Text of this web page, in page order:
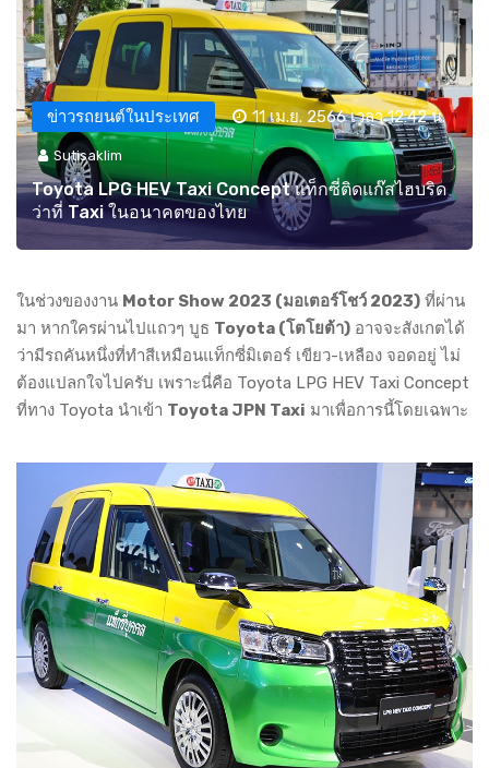
ข่าวรถยนต์ในประเทศ 11 เม.ย. 2566 เวลา 12:42 น.
Sutisaklim
Toyota LPG HEV Taxi Concept แท็กซี่ติดแก๊สไฮบริด
ว่าที่ Taxi ในอนาคตของไทย
ในช่วงของงาน Motor Show 2023 (มอเตอร์โชว์ 2023) ที่ผ่าน
มา หากใครผ่านไปแถวๆ บูธ Toyota (โตโยต้า) อาจจะสังเกตได้
ว่ามีรถคันหนึ่งที่ทำสีเหมือนแท็กซี่มิเตอร์ เขียว-เหลือง จอดอยู่ ไม่
ต้องแปลกใจไปครับ เพราะนี่คือ Toyota LPG HEV Taxi Concept
ที่ทาง Toyota นำเข้า Toyota JPN Taxi มาเพื่อการนี้โดยเฉพาะ